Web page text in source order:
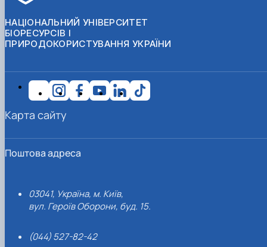
НАЦІОНАЛЬНИЙ УНІВЕРСИТЕТ
БІОРЕСУРСІВ І
ПРИРОДОКОРИСТУВАННЯ УКРАЇНИ
Поштова адреса
03041, Україна, м. Київ,
вул. Героїв Оборони, буд. 15.
(044) 527-82-42
Карта сайту